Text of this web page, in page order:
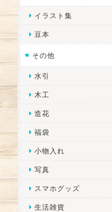
イラスト集
豆本
その他
水引
木工
造花
福袋
小物入れ
写真
スマホグッズ
生活雑貨